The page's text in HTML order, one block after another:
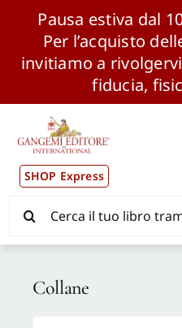
Pausa estiva dal
Per l’acquisto
invitiamo a
fiducia,
contenuto
SHOP Express
Pubblicazioni
News ed Eventi
Distribuzione Wolrdwide
per:
Collane